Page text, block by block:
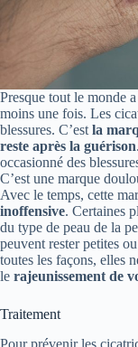
Presque tout le monde
moins une fois. Les
blessures. C’est la
reste après la guérison
occasionné des
C’est une marque
Avec le temps, cette
inoffensive. Certaines
du type de peau de la
peuvent rester petites
toutes les façons, elles
le rajeunissement de
Traitement
Pour prévenir les